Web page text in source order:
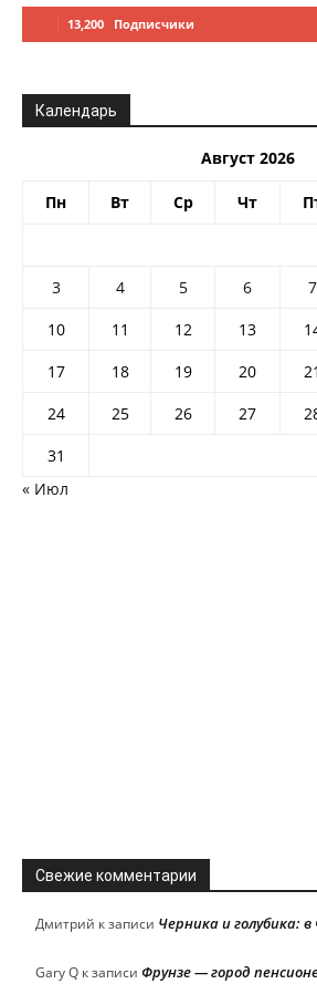
13,200 Подписчики
Календарь
Август 2026
Пн Вт Ср Чт
3
4 5 6 7
10
11 12 13
17
18 19 20 21
24
25 26 27
31
« Июл
Свежие комментарии
Дмитрий к записи Черника и голубика:
Gary Q к записи Фрунзе — город